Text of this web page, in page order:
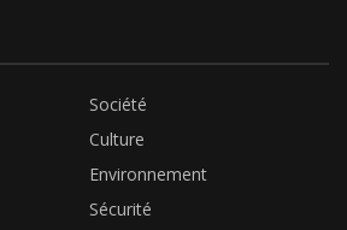
Société
Culture
Environnement
Sécurité